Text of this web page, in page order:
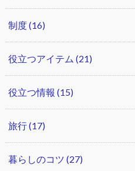
制度(16)
役立つアイテム (21)
役立つ情報 (15)
旅行(17)
暮らしのコツ (27)